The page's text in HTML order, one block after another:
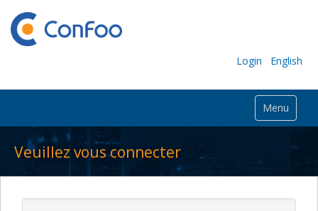
Login English
Menu
Veuillez vous connecter